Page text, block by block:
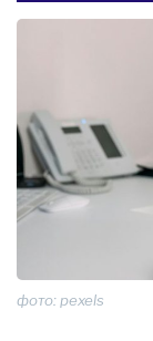
фото: pexels